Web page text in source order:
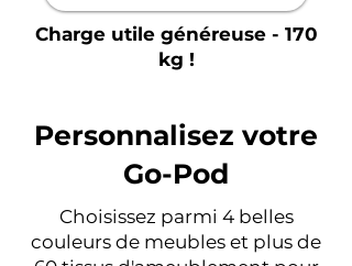
Charge utile généreuse - 170
kg !
Personnalisez votre
Go-Pod
Choisissez parmi 4 belles
couleurs de meubles et plus de